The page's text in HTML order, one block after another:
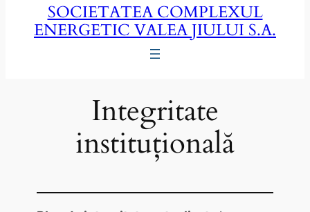
SOCIETATEA COMPLEXUL
ENERGETIC VALEA JIULUI S.A.
Integritate
instituțională